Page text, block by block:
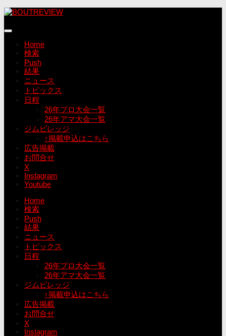
コ
テ
Home
検索
Push
結果
ニュース
トピックス
日程
26年プロ大会一覧
26年アマ大会一覧
ジムビレッジ
↑掲載申込はこちら
広告掲載
お問合せ
X
Instagram
Youtube
Home
検索
Push
結果
ニュース
トピックス
日程
26年プロ大会一覧
26年アマ大会一覧
ジムビレッジ
↑掲載申込はこちら
広告掲載
お問合せ
X
Instagram